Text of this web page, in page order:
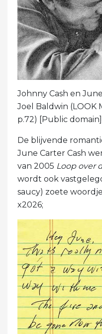
Johnny Cash en
Joel Baldwin (LOOK
p.72) [Public
De blijvende
June Carter Cash
van 2005 Loop over
wordt ook
saucy) zoete
x2026;